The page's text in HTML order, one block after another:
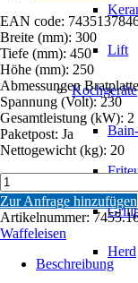
Lift
Kochgeräte
Herd
EAN code:
Breite (mm): 300
Tiefe (mm): 450
Höhe (mm): 250
Abmessungen
Spannung (Volt): 230
Gesamtleistung (kW): 2
Paketpost: Ja
Nettogewicht (kg): 20
WAFFELEISEN
Menge
Zur Anfrage hinzufügen
Artikelnummer:
Waffeleisen
Beschreibung